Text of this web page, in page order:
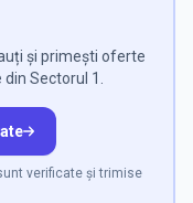
și primești oferte
Sectorul 1.
verificate și trimise